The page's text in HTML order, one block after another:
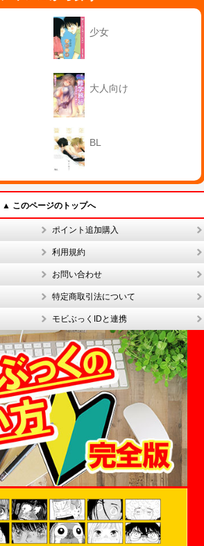
少女
大人向け
BL
▲ このページのトップへ
ポイント追加購入
利用規約
お問い合わせ
特定商取引法について
モビぶっくIDと連携